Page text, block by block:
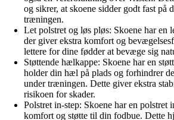
og sikrer, at skoene sidder godt fast på
træningen.
Let polstret og løs pløs: Skoene har en
der giver ekstra komfort og
lettere for dine fødder at bevæge sig
Støttende hælkappe: Skoene har en
holder din hæl på plads og forhindrer
under træningen. Dette giver ekstra
risikoen for skader.
Polstret in-step: Skoene har en polstret
komfort og støtte til din fodbue. Dette